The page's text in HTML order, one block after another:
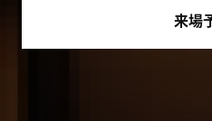
来場